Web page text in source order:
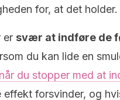
for, at det holder.
er svær at indføre de
du kan lide en
når du stopper med at
effekt forsvinder, og